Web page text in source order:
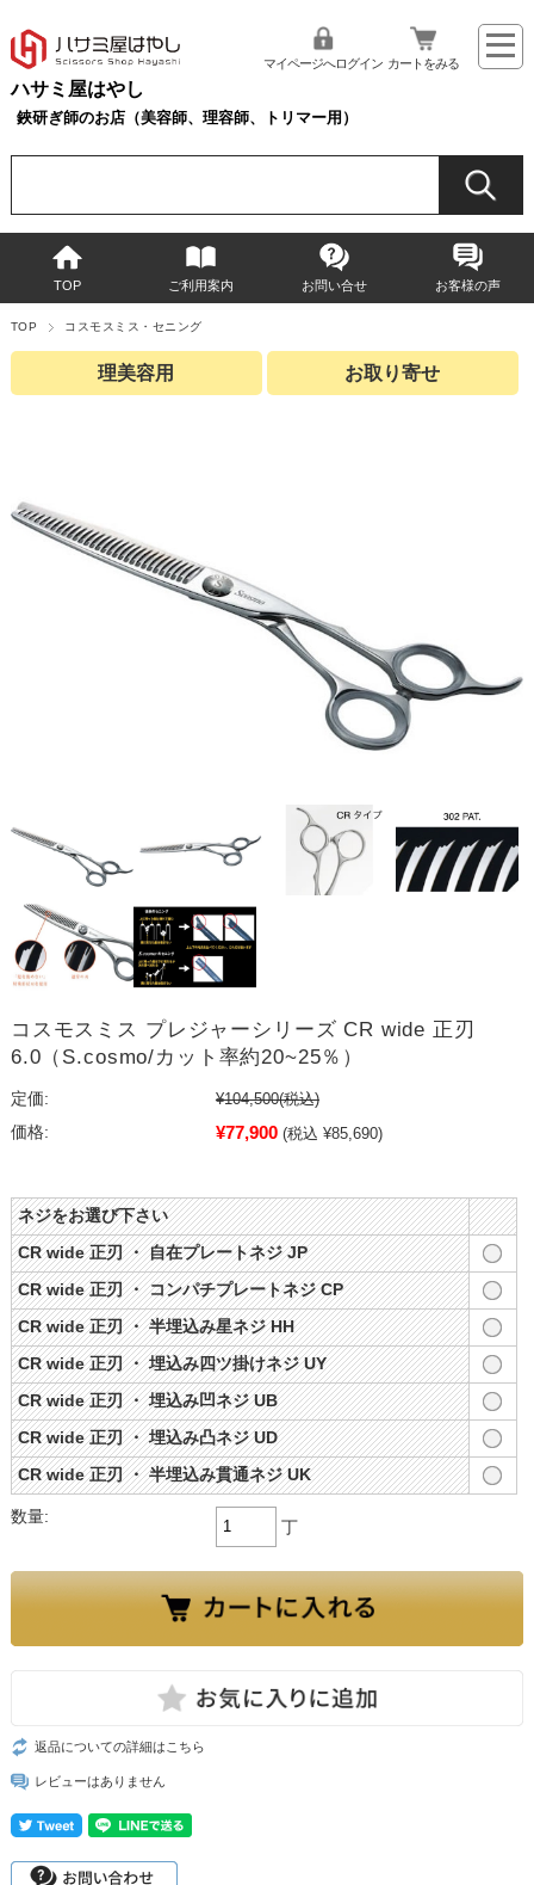
ハサミ屋はやし
鋏研ぎ師のお店（美容師、理容師、トリマー用）
マイページへログイン カートをみる
TOP ご利用案内 お問い合せ お客様の声
TOP コスモスミス・セニング
理美容用 お取り寄せ
コスモスミス プレジャーシリーズ CR wide 正刃
6.0（S.cosmo/カット率約20~25％）
定価: ¥104,500(税込)
価格:
¥77,900 (税込 ¥85,690)
ネジをお選び下さい
CR wide 正刃 ・ 自在プレートネジ JP
CR wide 正刃 ・ コンパチプレートネジ CP
CR wide 正刃 ・ 半埋込み星ネジ HH
CR wide 正刃 ・ 埋込み四ツ掛けネジ UY
CR wide 正刃 ・ 埋込み凹ネジ UB
CR wide 正刃 ・ 埋込み凸ネジ UD
CR wide 正刃 ・ 半埋込み貫通ネジ UK
数量:
丁
返品についての詳細はこちら
レビューはありません